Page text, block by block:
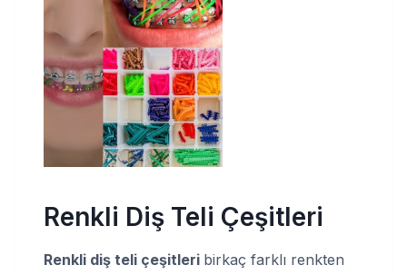
Renkli Diş Teli Çeşitleri
Renkli diş teli çeşitleri birkaç farklı renkten